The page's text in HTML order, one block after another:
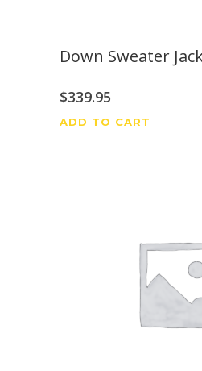
Down Sweater
$339.95
ADD TO CART